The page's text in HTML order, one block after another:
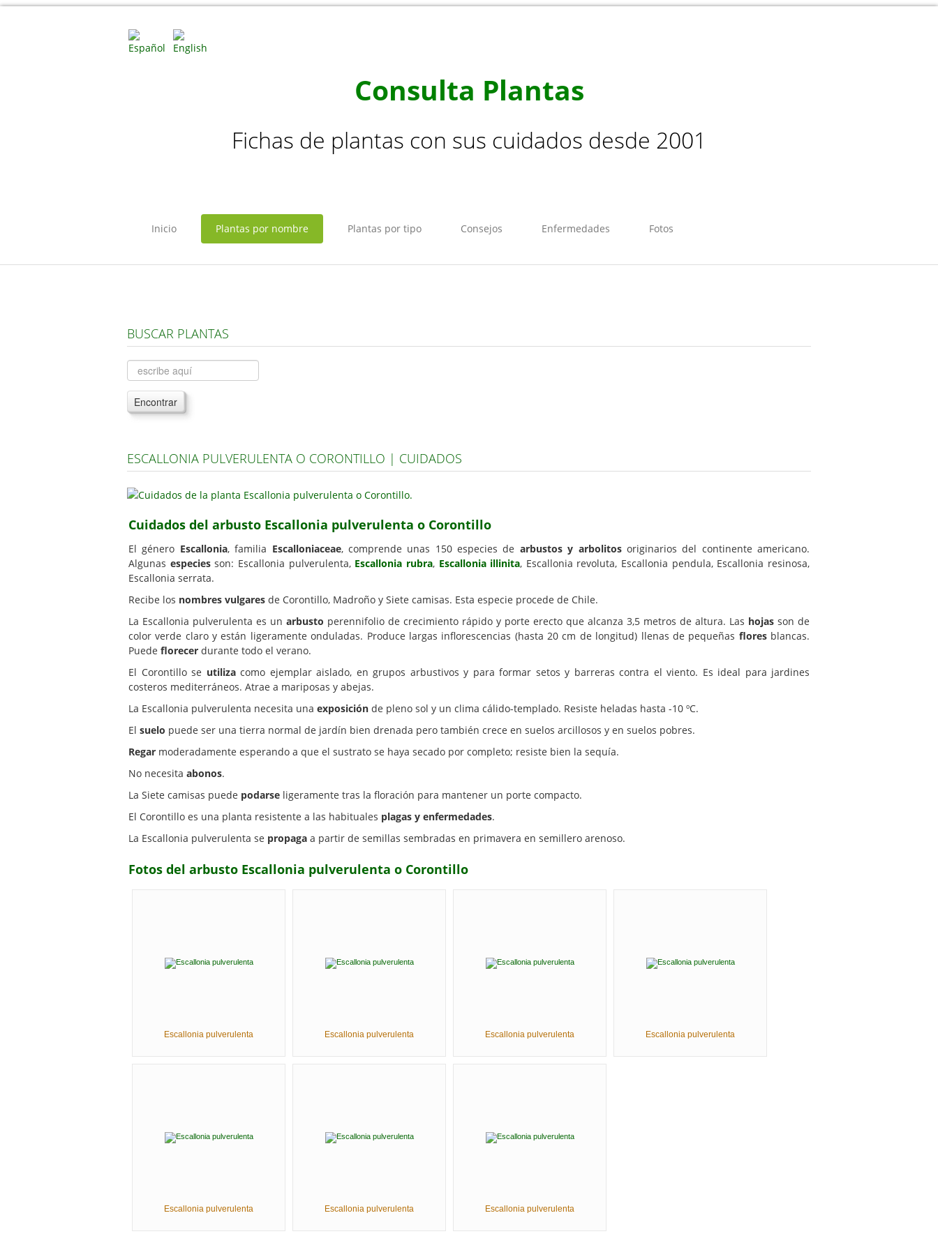
Consulta Plantas
Fichas de plantas con sus cuidados desde 2001
Inicio Plantas por nombre Plantas por tipo Consejos Enfermedades Fotos
BUSCAR PLANTAS
Encontrar
ESCALLONIA PULVERULENTA O CORONTILLO | CUIDADOS
Cuidados del arbusto Escallonia pulverulenta o Corontillo
El género Escallonia, familia Escalloniaceae, comprende unas 150 especies de arbustos y arbolitosoriginarios del continente americano.
Algunas especiesson: Escallonia pulverulenta, Escallonia rubra, Escallonia illinita, Escallonia revoluta, Escallonia pendula, Escallonia resinosa,
Escallonia serrata.
Recibe los nombres vulgares de Corontillo, Madroño y Siete camisas. Esta especie procede de Chile.
La Escallonia pulverulenta es un arbusto perennifolio de crecimiento rápido y porte erecto que alcanza 3,5 metros de altura. Las hojas son de
color verde claro y están ligeramente onduladas. Produce largas inflorescencias (hasta 20 cm de longitud) llenas de pequeñas floresblancas.
Puede florecer durante todo el verano.
El Corontillo se utilizacomo ejemplar aislado, en grupos arbustivos y para formar setos y barreras contra el viento. Es ideal para jardines
costeros mediterráneos. Atrae a mariposas y abejas.
La Escallonia pulverulenta necesita una exposición de pleno sol y un clima cálido-templado. Resiste heladas hasta -10 ºC.
El suelo puede ser una tierra normal de jardín bien drenada pero también crece en suelos arcillosos y en suelos pobres.
Regar moderadamente esperando a que el sustrato se haya secado por completo; resiste bien la sequía.
No necesita abonos.
La Siete camisas puede podarse ligeramente tras la floración para mantener un porte compacto.
El Corontillo es una planta resistente a las habituales plagas y enfermedades.
La Escallonia pulverulenta se propaga a partir de semillas sembradas en primavera en semillero arenoso.
Fotos del arbusto Escallonia pulverulenta o Corontillo
Escallonia pulverulenta Escallonia pulverulenta Escallonia pulverulenta Escallonia pulverulenta
Escallonia pulverulenta Escallonia pulverulenta Escallonia pulverulenta